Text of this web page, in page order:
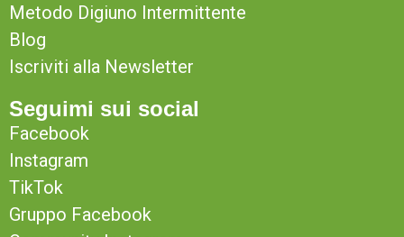
Metodo Digiuno Intermittente
Blog
Iscriviti alla Newsletter
Seguimi sui social
Facebook
Instagram
TikTok
Gruppo Facebook